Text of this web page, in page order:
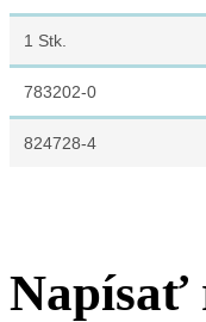
1 Stk.
783202-0
824728-4
Napísať